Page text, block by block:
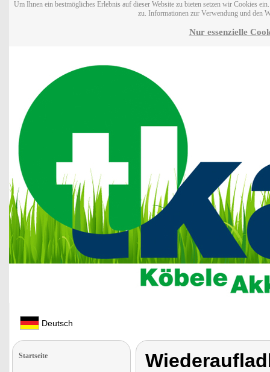
Um Ihnen ein bestmögliches Erlebnis auf dieser Website zu bieten setzen wir Cookies
zu. Informationen zur Verwendung und den
Nur essenzielle
Deutsch
Startseite